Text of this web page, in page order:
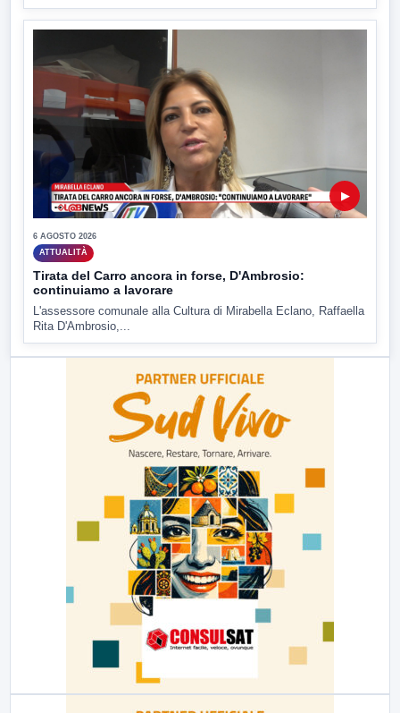
▶
6 AGOSTO 2026
ATTUALITÀ
Tirata del Carro ancora in forse, D'Ambrosio:
continuiamo a lavorare
L'assessore comunale alla Cultura di Mirabella Eclano, Raffaella
Rita D'Ambrosio,...